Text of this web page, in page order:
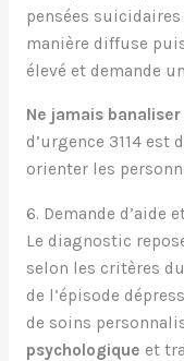
pensées
manière diffuse
élevé et demande
Ne jamais
d’urgence 3114
orienter les
6. Demande d’aide
Le diagnostic
selon les critères
de l’épisode
de soins
psychologique et